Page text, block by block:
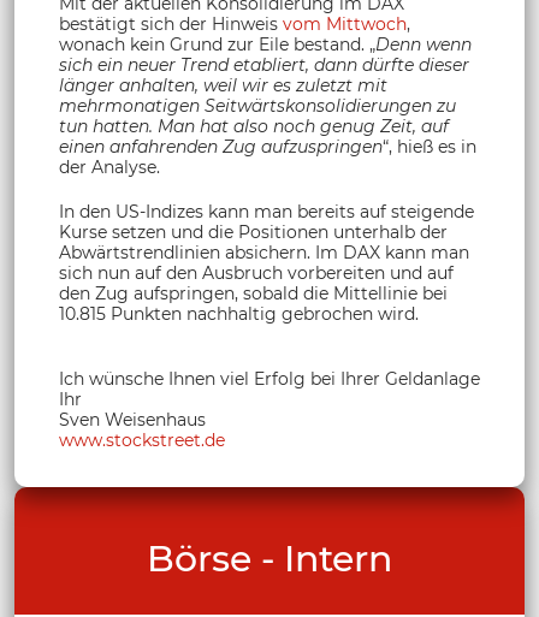
bestätigt sich der Hinweis vom Mittwoch,
wonach kein Grund zur Eile bestand. „Denn wenn
sich ein neuer Trend etabliert, dann dürfte dieser
länger anhalten, weil wir es zuletzt mit
mehrmonatigen Seitwärtskonsolidierungen zu
tun hatten. Man hat also noch genug Zeit, auf
einen anfahrenden Zug aufzuspringen“, hieß es in
der Analyse.
In den US-Indizes kann man bereits auf steigende
Kurse setzen und die Positionen unterhalb der
Abwärtstrendlinien absichern. Im DAX kann man
sich nun auf den Ausbruch vorbereiten und auf
den Zug aufspringen, sobald die Mittellinie bei
10.815 Punkten nachhaltig gebrochen wird.
Ich wünsche Ihnen viel Erfolg bei Ihrer Geldanlage
Ihr
Sven Weisenhaus
www.stockstreet.de
Börse - Intern